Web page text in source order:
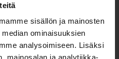
sisällön ja mainosten
ominaisuuksien
analysoimiseen. Lisäksi
mainosalan ja analytiikka-